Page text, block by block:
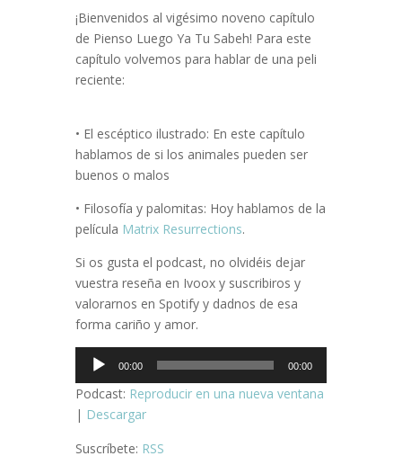
¡Bienvenidos al vigésimo noveno capítulo
de Pienso Luego Ya Tu Sabeh! Para este
capítulo volvemos para hablar de una peli
reciente:
• El escéptico ilustrado: En este capítulo
hablamos de si los animales pueden ser
buenos o malos
• Filosofía y palomitas: Hoy hablamos de la
película Matrix Resurrections.
Si os gusta el podcast, no olvidéis dejar
vuestra reseña en Ivoox y suscribiros y
valorarnos en Spotify y dadnos de esa
forma cariño y amor.
Reproductor
audio
00:00 00:00
Podcast: Reproducir en una nueva ventana
| Descargar
Suscríbete: RSS